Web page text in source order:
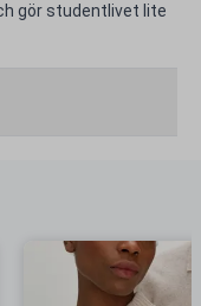
gör studentlivet lite